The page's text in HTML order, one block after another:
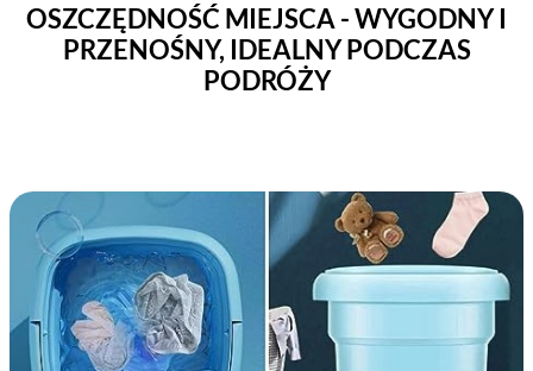
OSZCZĘDNOŚĆ MIEJSCA - WYGODNY I
PRZENOŚNY, IDEALNY PODCZAS
PODRÓŻY